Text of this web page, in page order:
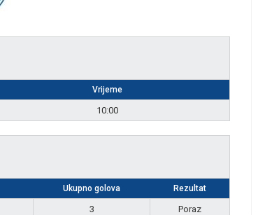
Vrijeme
10:00
Ukupno golova Rezultat
3
Poraz